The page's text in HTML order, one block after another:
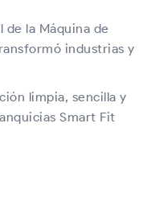
de la Máquina de
industrias y
limpia, sencilla y
Smart Fit